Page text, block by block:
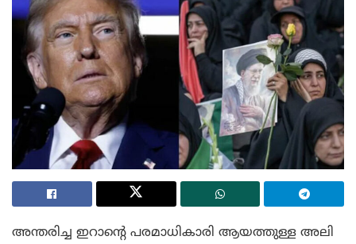
അന്തരിച്ച ഇറാന്റെ പരമാധികാരി ആയത്തുള്ള അലി